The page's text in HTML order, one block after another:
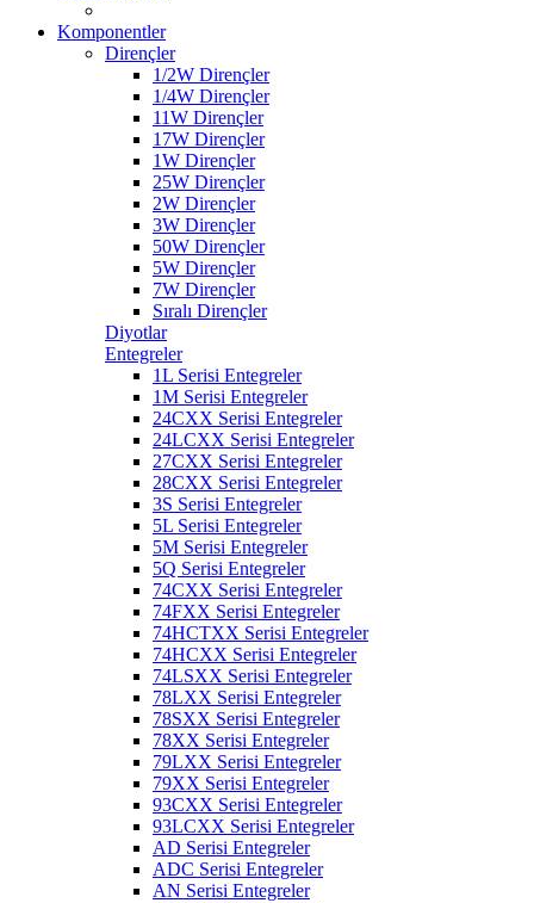
Komponentler
Dirençler
1/2W Dirençler
1/4W Dirençler
11W Dirençler
17W Dirençler
1W Dirençler
25W Dirençler
2W Dirençler
3W Dirençler
50W Dirençler
5W Dirençler
7W Dirençler
Sıralı Dirençler
Diyotlar
Entegreler
1L Serisi Entegreler
1M Serisi Entegreler
24CXX Serisi Entegreler
24LCXX Serisi Entegreler
27CXX Serisi Entegreler
28CXX Serisi Entegreler
3S Serisi Entegreler
5L Serisi Entegreler
5M Serisi Entegreler
5Q Serisi Entegreler
74CXX Serisi Entegreler
74FXX Serisi Entegreler
74HCTXX Serisi Entegreler
74HCXX Serisi Entegreler
74LSXX Serisi Entegreler
78LXX Serisi Entegreler
78SXX Serisi Entegreler
78XX Serisi Entegreler
79LXX Serisi Entegreler
79XX Serisi Entegreler
93CXX Serisi Entegreler
93LCXX Serisi Entegreler
AD Serisi Entegreler
ADC Serisi Entegreler
AN Serisi Entegreler